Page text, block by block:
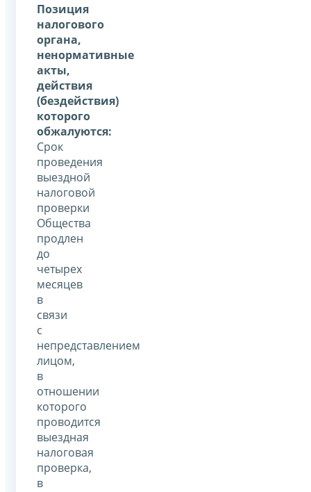
Позиция
налогового
органа,
ненормативные
акты,
действия
(бездействия)
которого
обжалуются:
Срок
проведения
выездной
налоговой
проверки
Общества
продлен
до
четырех
месяцев
в
связи
с
непредставлением
лицом,
в
отношении
которого
проводится
выездная
налоговая
проверка,
в